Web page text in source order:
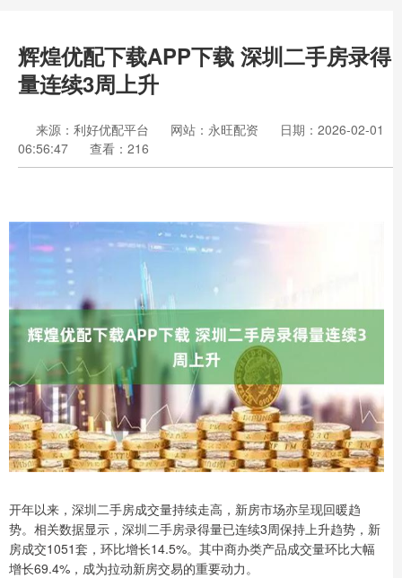
辉煌优配下载APP下载 深圳二手房录得
量连续3周上升
来源：利好优配平台 网站：永旺配资
日期：2026-02-01
06:56:47
查看：216
开年以来，深圳二手房成交量持续走高，新房市场亦呈现回暖趋
势。相关数据显示，深圳二手房录得量已连续3周保持上升趋势，新
房成交1051套，环比增长14.5%。其中商办类产品成交量环比大幅
增长69.4%，成为拉动新房交易的重要动力。